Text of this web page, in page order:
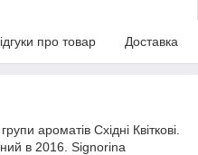
про товар Доставка
ароматів Східні Квіткові.
в 2016. Signorina